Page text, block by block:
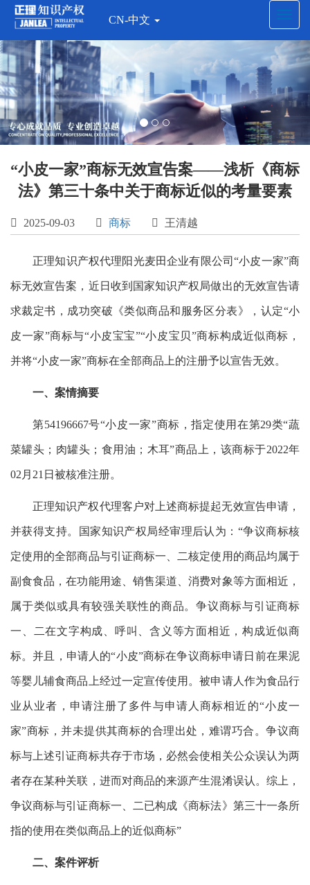
CN-中文
“小皮一家”商标无效宣告案——浅析《商标
法》第三十条中关于商标近似的考量要素
 2025-09-03  商标  王清越
正理知识产权代理阳光麦田企业有限公司“小皮一家”商
标无效宣告案，近日收到国家知识产权局做出的无效宣告请
求裁定书，成功突破《类似商品和服务区分表》，认定“小
皮一家”商标与“小皮宝宝”“小皮宝贝”商标构成近似商标，
并将“小皮一家”商标在全部商品上的注册予以宣告无效。
一、案情摘要
第54196667号“小皮一家”商标，指定使用在第29类“蔬
菜罐头；肉罐头；食用油；木耳”商品上，该商标于2022年
02月21日被核准注册。
正理知识产权代理客户对上述商标提起无效宣告申请，
并获得支持。国家知识产权局经审理后认为：“争议商标核
定使用的全部商品与引证商标一、二核定使用的商品均属于
副食食品，在功能用途、销售渠道、消费对象等方面相近，
属于类似或具有较强关联性的商品。争议商标与引证商标
一、二在文字构成、呼叫、含义等方面相近，构成近似商
标。并且，申请人的“小皮”商标在争议商标申请日前在果泥
等婴儿辅食商品上经过一定宣传使用。被申请人作为食品行
业从业者，申请注册了多件与申请人商标相近的“小皮一
家”商标，并未提供其商标的合理出处，难谓巧合。争议商
标与上述引证商标共存于市场，必然会使相关公众误认为两
者存在某种关联，进而对商品的来源产生混淆误认。综上，
争议商标与引证商标一、二已构成《商标法》第三十一条所
指的使用在类似商品上的近似商标”
二、案件评析